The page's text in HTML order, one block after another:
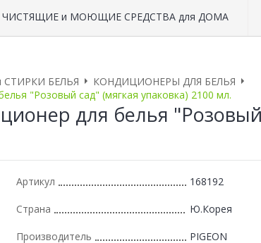
ЧИСТЯЩИЕ и МОЮЩИЕ СРЕДСТВА для ДОМА
СТИРКИ БЕЛЬЯ
КОНДИЦИОНЕРЫ ДЛЯ БЕЛЬЯ
"Розовый сад" (мягкая упаковка) 2100 мл.
для белья
Артикул 168192
Страна Ю.Корея
Производитель PIGEON